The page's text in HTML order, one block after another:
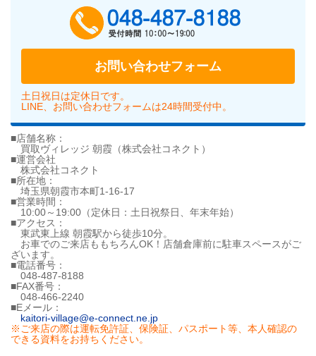
お問い合わせフォーム
土日祝日は定休日です。
LINE、お問い合わせフォームは24時間受付中。
■店舗名称：
買取ヴィレッジ 朝霞（株式会社コネクト）
■運営会社
株式会社コネクト
■所在地：
埼玉県朝霞市本町1-16-17
■営業時間：
10:00～19:00（定休日：土日祝祭日、年末年始）
■アクセス：
東武東上線 朝霞駅から徒歩10分。
お車でのご来店ももちろんOK！店舗倉庫前に駐車スペースがご
ざいます。
■電話番号：
048-487-8188
■FAX番号：
048-466-2240
■Eメール：
kaitori-village@e-connect.ne.jp
※ご来店の際は運転免許証、保険証、パスポート等、本人確認の
できる資料をお持ちください。